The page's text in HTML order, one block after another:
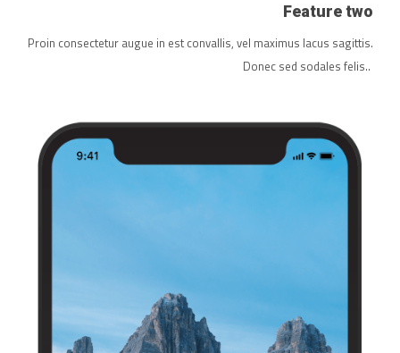
Feature two
Proin consectetur augue in est convallis, vel maximus lacus sagittis.
Donec sed sodales felis..